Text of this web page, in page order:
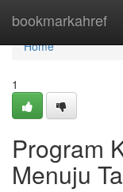
bookmarkahref
Home
Home
1
Program
Menuju